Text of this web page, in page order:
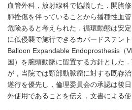
血管外科，放射線科で協議した．開胸
肺挫傷を伴っていることから播種性血
危険あると考えられた．循環動態は安
に低侵襲で施行できるカバードステン
Balloon Expandable Endoprosthesis（
国）を腕頭動脈に留置する方針とした
が，当院では頸部動脈瘤に対する既存
遂行を優先し，倫理委員会の承認は後
外使用であることを伝え，文書による使